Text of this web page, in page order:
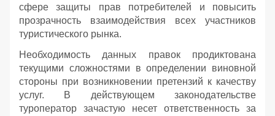
сфере защиты прав потребителей и повысить
прозрачность взаимодействия всех участников
туристического рынка.
Необходимость данных правок продиктована
текущими сложностями в определении виновной
стороны при возникновении претензий к качеству
услуг. В действующем законодательстве
туроператор зачастую несет ответственность за